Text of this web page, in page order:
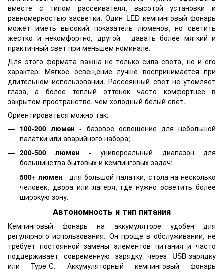
вместе с типом рассеивателя, высотой установки и
равномерностью засветки. Один LED кемпинговый фонарь
может иметь высокий показатель люменов, но светить
жестко и некомфортно, другой - давать более мягкий и
практичный свет при меньшем номинале.
Для этого формата важна не только сила света, но и его
характер. Мягкое освещение лучше воспринимается при
длительном использовании. Рассеянный свет не утомляет
глаза, а более теплый оттенок часто комфортнее в
закрытом пространстве, чем холодный белый свет.
Ориентироваться можно так:
100-200 люмен - базовое освещение для небольшой
палатки или аварийного набора;
200-500 люмен - универсальный диапазон для
большинства бытовых и кемпинговых задач;
500+ люмен - для большой палатки, стола на несколько
человек, двора или лагеря, где нужно осветить более
широкую зону.
Автономность и тип питания
Кемпинговый фонарь на аккумуляторе удобен для
регулярного использования. Он проще в обслуживании, не
требует постоянной замены элементов питания и часто
поддерживает современную зарядку через USB-зарядку
или Type-C. Аккумуляторный кемпинговый фонарь